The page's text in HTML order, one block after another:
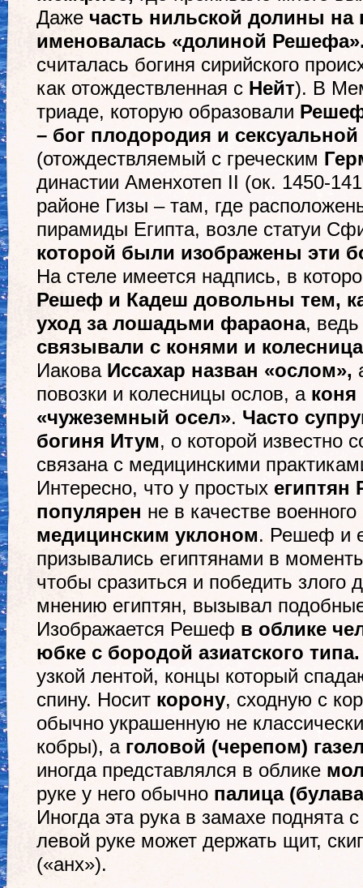
Даже часть нильской долины на
именовалась «долиной
считалась богиня сирийского
как отождествленная с Нейт). В
триаде, которую образовали
– бог плодородия и
(отождествляемый с греческим
династии Аменхотеп II (ок. 1450-
районе Гизы – там, где
пирамиды Египта, возле статуи
которой были изображены эти
На стеле имеется надпись, в
Решеф и Кадеш довольны тем,
уход за лошадьми фараона,
связывали с конями и
Иакова Иссахар назван «ослом»,
повозки и колесницы ослов, а
«чужеземный осел». Часто
богиня Итум, о которой известно
связана с медицинскими
Интересно, что у простых
популярен не в качестве
медицинским уклоном. Решеф и
призывались египтянами в
чтобы сразиться и победить злого
мнению египтян, вызывал
Изображается Решеф в облике
юбке с бородой азиатского типа.
узкой лентой, концы который
спину. Носит корону, сходную с
обычно украшенную не
кобры), а головой (черепом)
иногда представлялся в облике
руке у него обычно палица
Иногда эта рука в замахе поднята
левой руке может держать щит,
(«анх»).